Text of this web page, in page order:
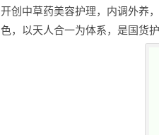
开创中草药美容护理，内调外养
色，以天人合一为体系，是国货